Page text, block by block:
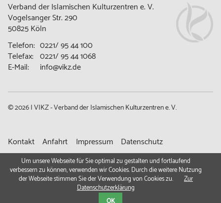
Verband der Islamischen Kulturzentren e. V.
Vogelsanger Str. 290
50825 Köln
Telefon: 0221/ 95 44 100
Telefax: 0221/ 95 44 1068
E-Mail:
info@vikz.de
© 2026 | VIKZ - Verband der Islamischen Kulturzentren e. V.
Navigation
überspringen
Kontakt Anfahrt Impressum
Datenschutz
Gemeindeportal
Um unsere Webseite für Sie optimal zu gestalten und fortlaufend
verbessern zu können, verwenden wir Cookies. Durch die weitere Nutzung
der Webseite stimmen Sie der Verwendung von Cookies zu.
Zur
Datenschutzerklärung